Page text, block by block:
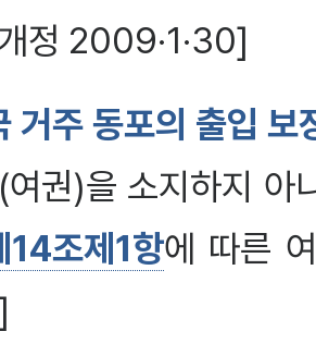
정 2009·1·30]
거주 동포의 출입 보
권)을 소지하지 아
14조제1항에 따른